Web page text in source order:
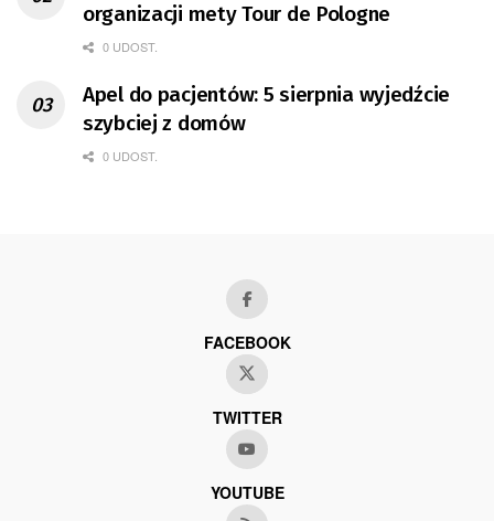
organizacji mety Tour de Pologne
0 UDOST.
Apel do pacjentów: 5 sierpnia wyjedźcie
szybciej z domów
0 UDOST.
FACEBOOK
TWITTER
YOUTUBE